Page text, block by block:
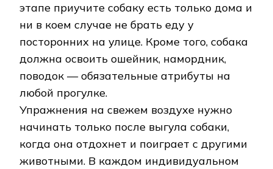
этапе приучите собаку есть только дома и
ни в коем случае не брать еду у
посторонних на улице. Кроме того, собака
должна освоить ошейник, намордник,
поводок — обязательные атрибуты на
любой прогулке.
Упражнения на свежем воздухе нужно
начинать только после выгула собаки,
когда она отдохнет и поиграет с другими
животными. В каждом индивидуальном